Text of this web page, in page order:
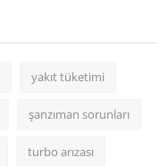
yakıt tüketimi
şanzıman sorunları
turbo arızası